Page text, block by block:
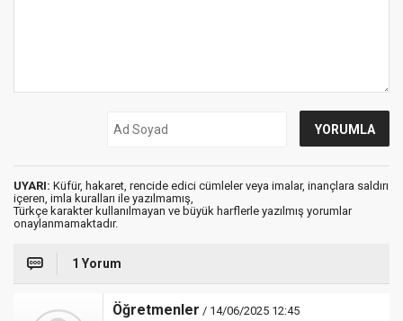
UYARI: Küfür, hakaret, rencide edici cümleler veya imalar, inançlara saldırı
içeren, imla kuralları ile yazılmamış,
Türkçe karakter kullanılmayan ve büyük harflerle yazılmış yorumlar
onaylanmamaktadır.
1 Yorum
Öğretmenler / 14/06/2025 12:45